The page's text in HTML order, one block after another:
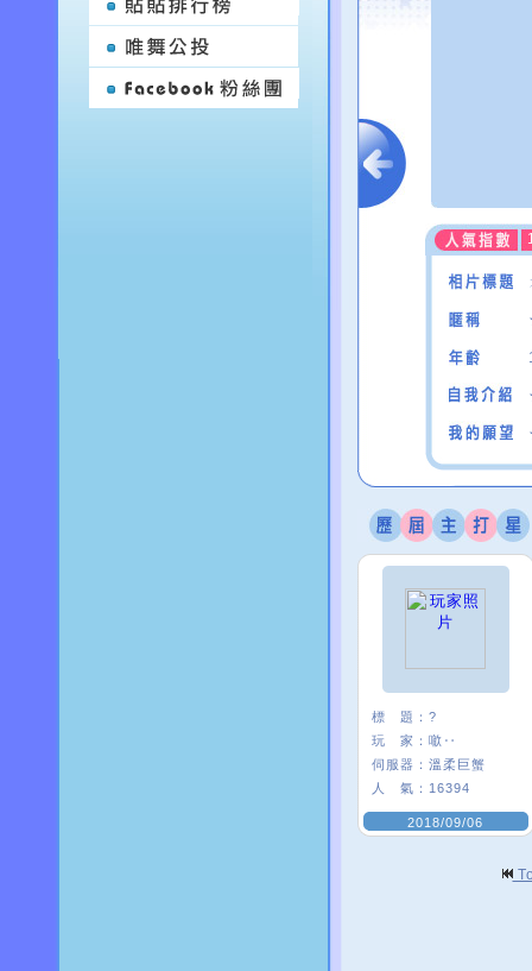
標 題： ?
玩 家： 噷‥
伺服器： 溫柔巨蟹
人 氣： 16394
2018/09/06